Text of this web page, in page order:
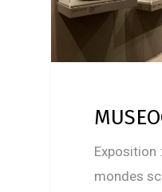
Exposition
mondes